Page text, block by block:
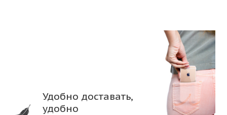
Удобно доставать,
удобно